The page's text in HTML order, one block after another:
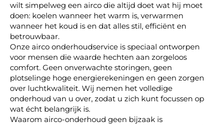
wilt simpelweg een airco die altijd doet wat hij moet
doen: koelen wanneer het warm is, verwarmen
wanneer het koud is en dat alles stil, efficiënt en
betrouwbaar.
Onze airco onderhoudservice is speciaal ontworpen
voor mensen die waarde hechten aan zorgeloos
comfort. Geen onverwachte storingen, geen
plotselinge hoge energierekeningen en geen zorgen
over luchtkwaliteit. Wij nemen het volledige
onderhoud van u over, zodat u zich kunt focussen op
wat écht belangrijk is.
Waarom airco-onderhoud geen bijzaak is